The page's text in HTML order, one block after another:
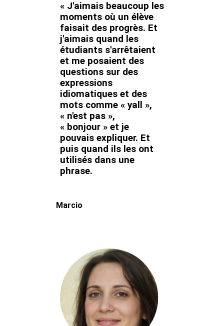
« J'aimais beaucoup les
moments où un élève
faisait des progrès. Et
j'aimais quand les
étudiants s'arrêtaient
et me posaient des
questions sur des
expressions
idiomatiques et des
mots comme « yall »,
« n'est pas »,
« bonjour » et je
pouvais expliquer. Et
puis quand ils les ont
utilisés dans une
phrase.
Marcio